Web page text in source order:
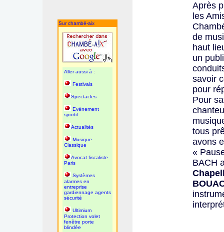
Sur chambé-aix
Aller aussi à :
Festivals
Spectacles
Evènement
sportif
Actualités
Musique
Classique
Avocat fiscaliste
Paris
Systèmes
alarmes en
entreprise
gardiennage agents
sécurité
Ultimium
Protection volet
fenêtre porte
blindée
Après
les
de
haut
un
savoir
pour
Pour
tous
avons
«
BACH